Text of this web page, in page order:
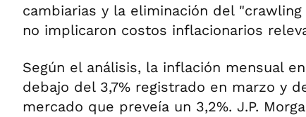
cambiarias y la eliminación del "crawling
no implicaron costos inflacionarios
Según el análisis, la inflación mensual
debajo del 3,7% registrado en marzo y
mercado que preveía un 3,2%. J.P.